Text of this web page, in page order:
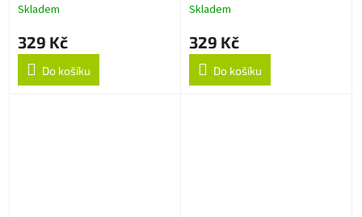
Skladem
329 Kč
Do košíku
Skladem
329 Kč
Do košíku